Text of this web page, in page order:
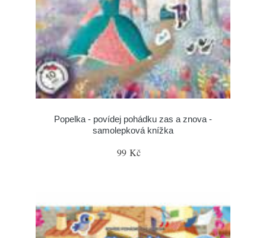
Popelka - povídej pohádku zas a znova -
samolepková knížka
99 Kč